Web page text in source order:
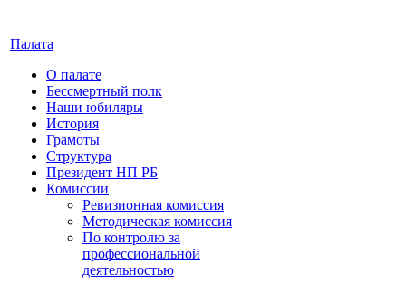
Палата
О палате
Бессмертный полк
Наши юбиляры
История
Грамоты
Структура
Президент НП РБ
Комиссии
Ревизионная комиссия
Методическая комиссия
По контролю за
профессиональной
деятельностью